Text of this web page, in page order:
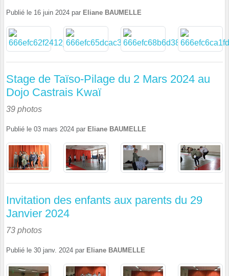
Publié le 16 juin 2024 par Eliane BAUMELLE
Stage de Taïso-Pilage du 2 Mars 2024 au
Dojo Castrais Kwaï
39 photos
Publié le 03 mars 2024 par Eliane BAUMELLE
Invitation des enfants aux parents du 29
Janvier 2024
73 photos
Publié le 30 janv. 2024 par Eliane BAUMELLE